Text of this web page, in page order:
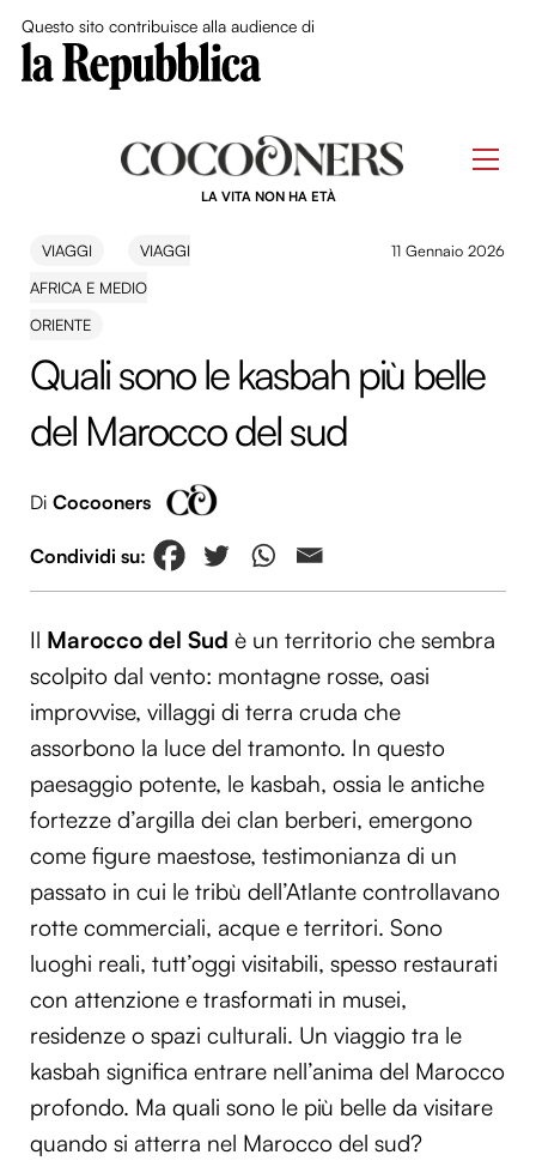
Questo sito contribuisce alla audience di
LA VITA NON HA ETÀ
VIAGGI
VIAGGI
AFRICA E MEDIO
ORIENTE
11 Gennaio 2026
Quali sono le kasbah più belle
del Marocco del sud
Di Cocooners
Il Marocco del Sud è un territorio che sembra
scolpito dal vento: montagne rosse, oasi
improvvise, villaggi di terra cruda che
assorbono la luce del tramonto. In questo
paesaggio potente, le kasbah, ossia le antiche
fortezze d’argilla dei clan berberi, emergono
come figure maestose, testimonianza di un
passato in cui le tribù dell’Atlante controllavano
rotte commerciali, acque e territori. Sono
luoghi reali, tutt’oggi visitabili, spesso restaurati
con attenzione e trasformati in musei,
residenze o spazi culturali. Un viaggio tra le
kasbah significa entrare nell’anima del Marocco
profondo. Ma quali sono le più belle da visitare
quando si atterra nel Marocco del sud?